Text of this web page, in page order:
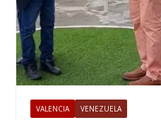
VALENCIA VENEZUELA